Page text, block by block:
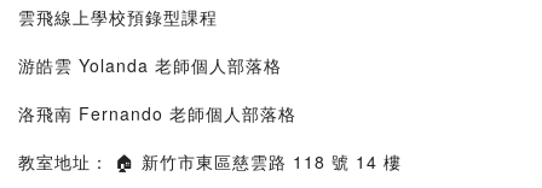
雲飛線上學校預錄型課程
游皓雲 Yolanda 老師個人部落格
洛飛南 Fernando 老師個人部落格
教室地址： 🏠 新竹市東區慈雲路 118 號 14 樓